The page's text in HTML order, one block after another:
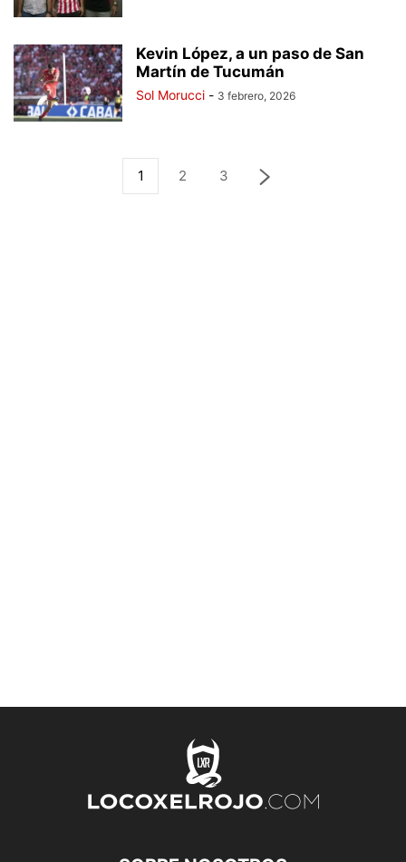
Kevin López, a un paso de San
Martín de Tucumán
Sol Morucci - 3 febrero, 2026
1 2 3